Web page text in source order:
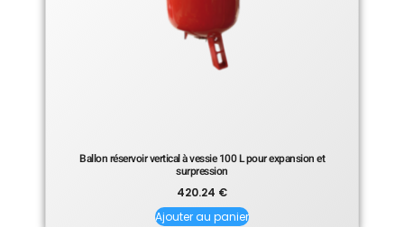
Ballon réservoir vertical à vessie 100 L pour expansion et
surpression
420.24 €
Ajouter au panier